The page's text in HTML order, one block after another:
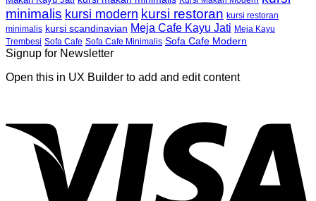
minimalis kursi modern kursi restoran kursi restoran
minimalis kursi scandinavian Meja Cafe Kayu Jati Meja Kayu
Trembesi Sofa Cafe Sofa Cafe Minimalis Sofa Cafe Modern
Signup for Newsletter
Open this in UX Builder to add and edit content